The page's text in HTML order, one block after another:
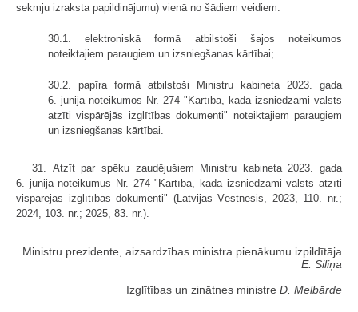
sekmju izraksta papildinājumu) vienā no šādiem veidiem:
30.1. elektroniskā formā atbilstoši šajos noteikumos
noteiktajiem paraugiem un izsniegšanas kārtībai;
30.2. papīra formā atbilstoši Ministru kabineta 2023. gada
6. jūnija noteikumos Nr. 274 "Kārtība, kādā izsniedzami valsts
atzīti vispārējās izglītības dokumenti" noteiktajiem paraugiem
un izsniegšanas kārtībai.
31. Atzīt par spēku zaudējušiem Ministru kabineta 2023. gada
6. jūnija noteikumus Nr. 274 "Kārtība, kādā izsniedzami valsts atzīti
vispārējās izglītības dokumenti" (Latvijas Vēstnesis, 2023, 110. nr.;
2024, 103. nr.; 2025, 83. nr.).
Ministru prezidente, aizsardzības ministra pienākumu izpildītāja
E. Siliņa
Izglītības un zinātnes ministre D. Melbārde